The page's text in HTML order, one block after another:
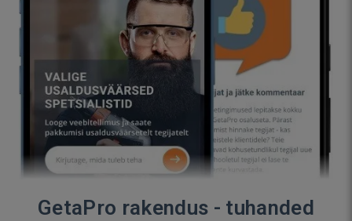
GetaPro rakendus - tuhanded